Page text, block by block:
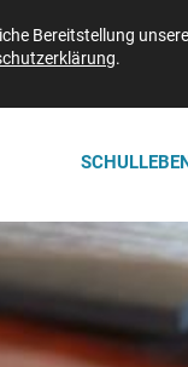
Bereitstellung
.